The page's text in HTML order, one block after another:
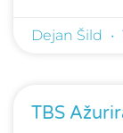
Dejan Šild
TBS